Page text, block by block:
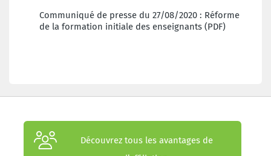
Communiqué de presse du 27/08/2020 : Réforme
de la formation initiale des enseignants (PDF)
Découvrez tous les avantages de